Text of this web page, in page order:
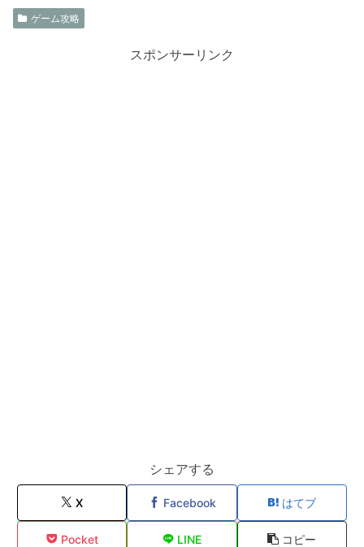
ゲーム攻略
スポンサーリンク
シェアする
X Facebook はてブ
Pocket LINE コピー